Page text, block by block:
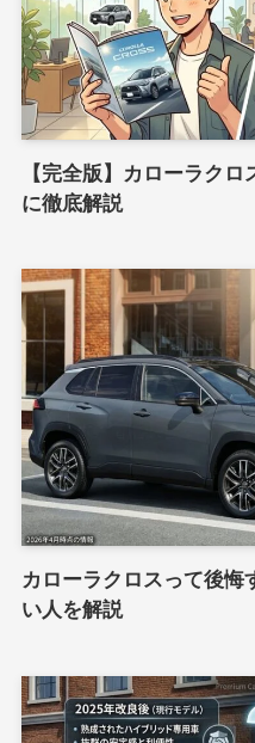
【完全版】カローラク
に徹底解説
カローラクロスって後悔
い人を解説